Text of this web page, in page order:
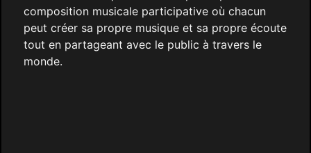
composition musicale participative où chacun
peut créer sa propre musique et sa propre écoute
tout en partageant avec le public à travers le
monde.